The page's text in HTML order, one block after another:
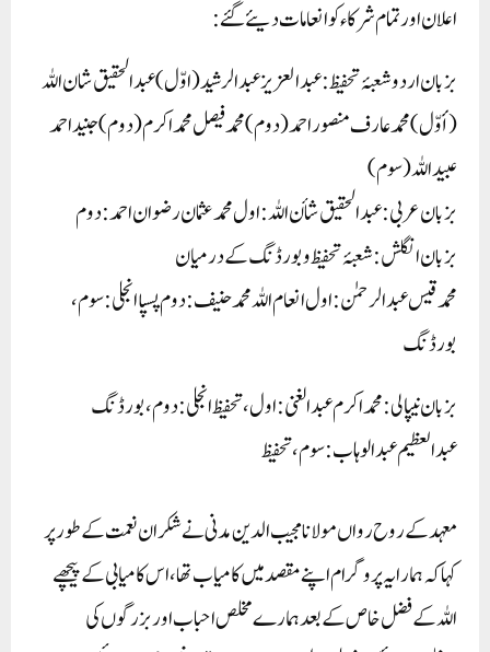
اعلان اور تمام شرکاء کو انعامات دیئے گئے:
بزبان اردو شعبۂ تحفیظ:عبدالعزیز عبدالرشید (اوّل)عبدالحقیق شان اللہ
(أوّل)محمد عارف منصور احمد( دوم)محمد فیصل محمد اکرم( دوم )جنید احمد
عبیداللہ (سوم)
بزبان عربی: عبدالحقیق شأن اللہ: اول محمد عثمان رضوان احمد: دوم
بزبان انگلش: شعبۂ تحفیظ وبورڈنگ کے درمیان
محمد قیس عبدالرحمٰن: اول انعام اللہ محمد حنیف: دوم پسپا انجلی : سوم،
بورڈنگ
بزبان نیپالی:محمد اکرم عبدالغنی: اول، تحفیظ انجلی:دوم، بورڈنگ
عبدالعظیم عبدالوہاب: سوم ، تحفیظ
معہد کے روح رواں مولانا مجیب الدین مدنی نے شکران نعمت کے طور پر
کہا کہ ہمارا یہ پروگرام اپنے مقصد میں کامیاب تھا، اس کامیابی کے پیچھے
اللہ کے فضل خاص کے بعد ہمارے مخلص احباب اور بزرگوں کی